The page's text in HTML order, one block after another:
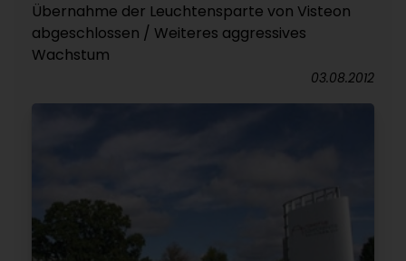
Übernahme der Leuchtensparte von Visteon
abgeschlossen / Weiteres aggressives
Wachstum
03.08.2012